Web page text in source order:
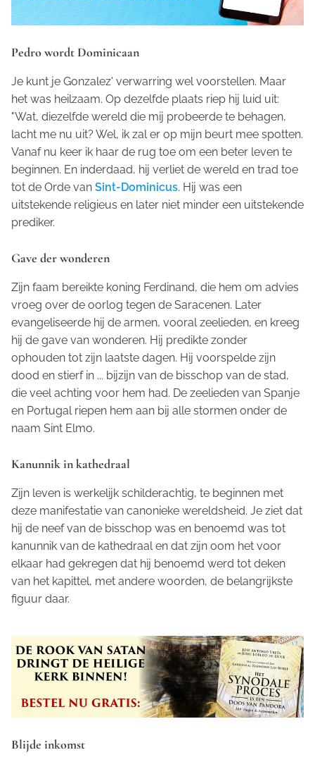
Pedro wordt Dominicaan
Je kunt je Gonzalez' verwarring wel voorstellen. Maar
het was heilzaam. Op dezelfde plaats riep hij luid uit:
"Wat, diezelfde wereld die mij probeerde te behagen,
lacht me nu uit? Wel, ik zal er op mijn beurt mee spotten.
Vanaf nu keer ik haar de rug toe om een beter leven te
beginnen. En inderdaad, hij verliet de wereld en trad toe
tot de Orde van Sint-Dominicus. Hij was een
uitstekende religieus en later niet minder een uitstekende
prediker.
Gave der wonderen
Zijn faam bereikte koning Ferdinand, die hem om advies
vroeg over de oorlog tegen de Saracenen. Later
evangeliseerde hij de armen, vooral zeelieden, en kreeg
hij de gave van wonderen. Hij predikte zonder
ophouden tot zijn laatste dagen. Hij voorspelde zijn
dood en stierf in ... bijzijn van de bisschop van de stad,
die veel achting voor hem had. De zeelieden van Spanje
en Portugal riepen hem aan bij alle stormen onder de
naam Sint Elmo.
Kanunnik in kathedraal
Zijn leven is werkelijk schilderachtig, te beginnen met
deze manifestatie van canonieke wereldsheid. Je ziet dat
hij de neef van de bisschop was en benoemd was tot
kanunnik van de kathedraal en dat zijn oom het voor
elkaar had gekregen dat hij benoemd werd tot deken
van het kapittel, met andere woorden, de belangrijkste
figuur daar.
Blijde inkomst